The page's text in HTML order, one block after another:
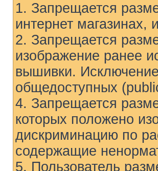
1. Запрещается
интернет магазинах,
2. Запрещается
изображение ранее
вышивки.
общедоступных
4. Запрещается
которых положено
дискриминацию по
содержащие
5. Пользователь